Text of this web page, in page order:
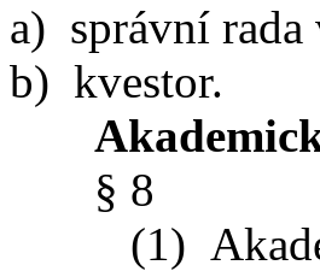
a) správní rada
b) kvestor.
§ 8
(1)